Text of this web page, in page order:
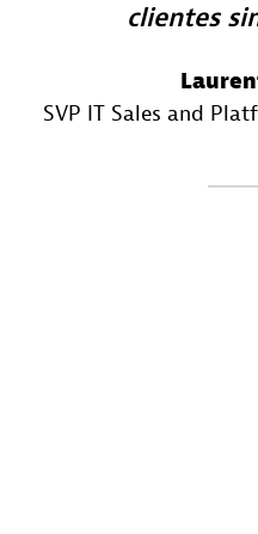
clientes
SVP IT Sales and